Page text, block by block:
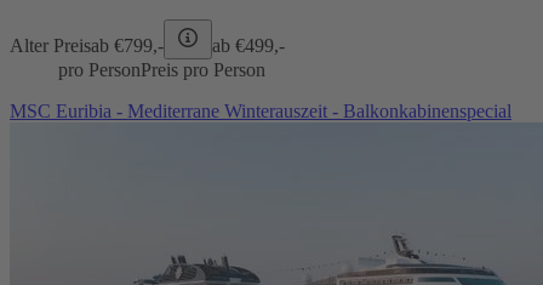
Alter Preisab €799,- ab €499,-
pro PersonPreis pro Person
MSC Euribia - Mediterrane Winterauszeit - Balkonkabinenspecial